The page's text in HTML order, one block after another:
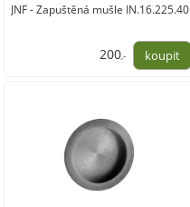
JNF - Zapuštěná mušle IN.16.225.40
200,-